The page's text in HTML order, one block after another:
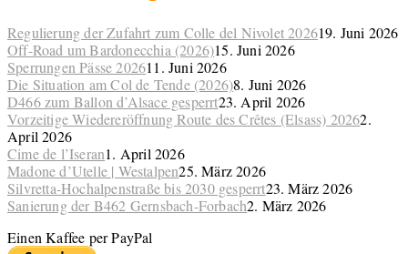
Regulierung der Zufahrt zum Colle del Nivolet 202619. Juni 2026
Off-Road um Bardonecchia (2026)15. Juni 2026
Sperrungen Pässe 202611. Juni 2026
Die Situation am Col de Tende (2026)8. Juni 2026
D466 zum Ballon d’Alsace gesperrt23. April 2026
Vorzeitige Wiedereröffnung Route des Crêtes (Elsass) 20262.
April 2026
Cime de l’Iseran1. April 2026
Madone d’Utelle | Westalpen25. März 2026
Silvretta-Hochalpenstraße bis 2030 gesperrt23. März 2026
Sanierung der B462 Gernsbach-Forbach2. März 2026
Einen Kaffee per PayPal